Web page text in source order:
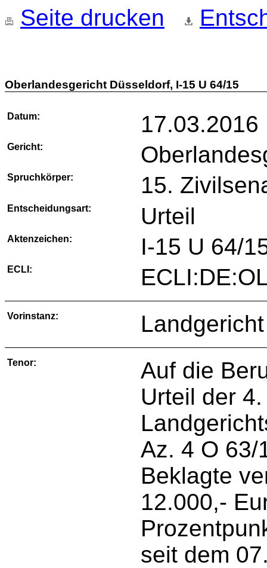
Seite drucken
Oberlandesgericht Düsseldorf, I-15 U 64/15
Datum: 17.03.2016
Gericht:
Spruchkörper: 15.
Entscheidungsart: Urteil
Aktenzeichen: I-15 U 64/
ECLI:
Vorinstanz:
Tenor:
Auf die
Urteil der
Az. 4 O 63/
Beklagte
12.000,-
seit dem